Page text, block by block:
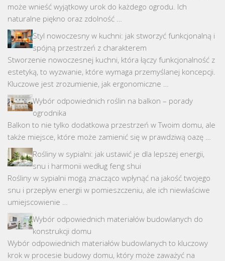
może wnieść wyjątkowy urok do każdego ogrodu. Ich
naturalne piękno oraz zdolność …
Styl nowoczesny w kuchni: jak stworzyć funkcjonalną i
spójną przestrzeń z charakterem
Stworzenie nowoczesnej kuchni, która łączy funkcjonalność z
estetyką, to wyzwanie, które wymaga przemyślanej koncepcji.
Kluczowe jest zrozumienie, jak ergonomiczne …
Wybór odpowiednich roślin na balkon – porady
ogrodnika
Balkon to nie tylko dodatkowa przestrzeń w Twoim domu, ale
także miejsce, które może zamienić się w prawdziwą oazę …
Rośliny w sypialni: jak ustawić je dla lepszej energii,
snu i harmonii według feng shui
Rośliny w sypialni mogą znacząco wpłynąć na jakość twojego
snu i przepływ energii w pomieszczeniu, ale ich niewłaściwe
umiejscowienie …
Wybór odpowiednich materiałów budowlanych do
konstrukcji domu
Wybór odpowiednich materiałów budowlanych to kluczowy
krok w procesie budowy domu, który może zaważyć na